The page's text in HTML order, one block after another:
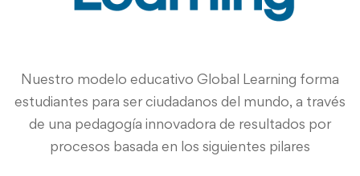
Nuestro modelo educativo Global Learning forma
estudiantes para ser ciudadanos del mundo, a través
de una pedagogía innovadora de resultados por
procesos basada en los siguientes pilares